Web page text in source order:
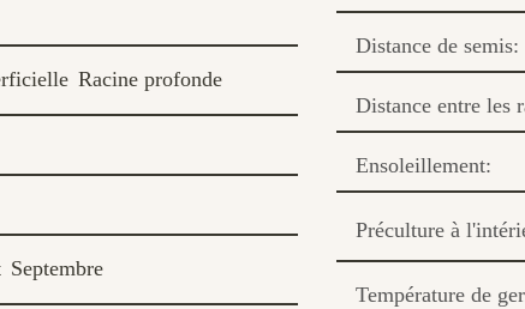
Racine profonde
Septembre
Distance de semis:
Distance entre les
Ensoleillement:
Préculture à
Température de